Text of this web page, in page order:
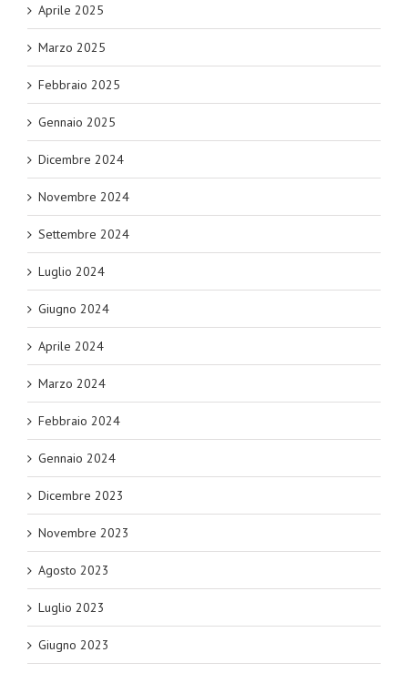
Aprile 2025
Marzo 2025
Febbraio 2025
Gennaio 2025
Dicembre 2024
Novembre 2024
Settembre 2024
Luglio 2024
Giugno 2024
Aprile 2024
Marzo 2024
Febbraio 2024
Gennaio 2024
Dicembre 2023
Novembre 2023
Agosto 2023
Luglio 2023
Giugno 2023